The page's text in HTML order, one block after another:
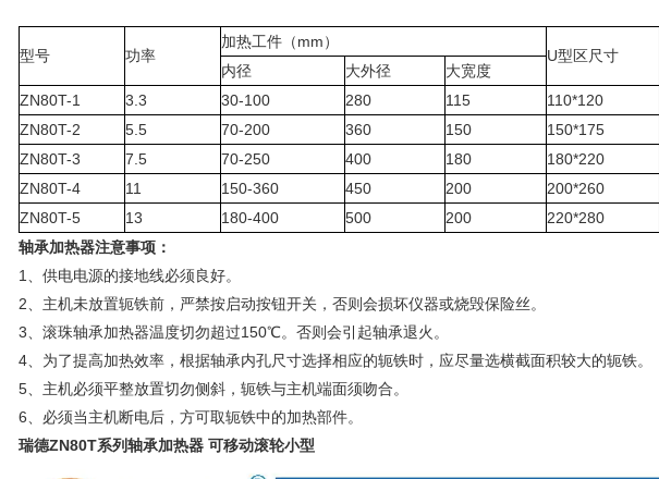
型号 功率
加热工件（mm）
U型区尺寸
内径
大外径
大宽度
ZN80T-1
3.3 30-100 280 115 110*120
ZN80T-2
5.5 70-200 360 150 150*175
ZN80T-3
7.5 70-250 400 180 180*220
ZN80T-4
11 150-360 450 200 200*260
ZN80T-5
13 180-400 500 200 220*280
轴承加热器注意事项 ：
1
、供电电源的接地线必须良好。
2 、主机未放置轭铁前，严禁按启动按钮开关，否则会损坏仪器或烧毁保险丝。
3 、滚珠轴承加热器温度切勿超过150℃。否则会引起轴承退火。
4 、为了提高加热效率，根据轴承内孔尺寸选择相应的轭铁时，应尽量选横截面积较大的轭铁。
5 、主机必须平整放置切勿侧斜，轭铁与主机端面须吻合。
6 、必须当主机断电后，方可取轭铁中的加热部件。
瑞德ZN80T系列轴承加热器 可移动滚轮小型